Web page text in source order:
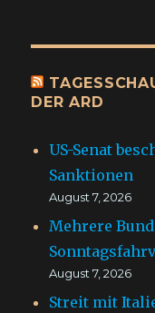
DER ARD
US-Senat
Sanktionen
August 7, 2026
Mehrere
August 7, 2026
Streit mit